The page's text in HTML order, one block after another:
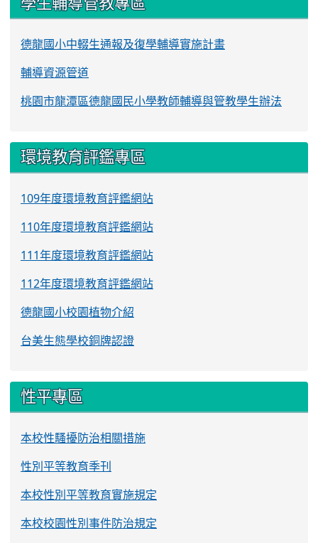
德龍國小中輟生通報及復學輔導實施計畫
輔導資源管道
桃園市龍潭區德龍國民小學教師輔導與管教學生辦法
環境教育評鑑專區
109年度環境教育評鑑網站
110年度環境教育評鑑網站
111年度環境教育評鑑網站
112年度環境教育評鑑網站
德龍國小校園植物介紹
台美生態學校銅牌認證
性平專區
本校性騷擾防治相關措施
性別平等教育季刊
本校性別平等教育實施規定
本校校園性別事件防治規定